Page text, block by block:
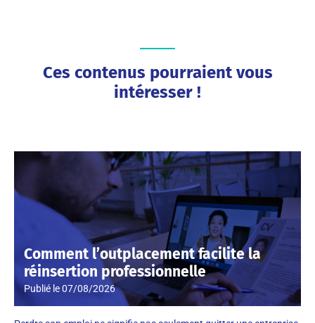
Ces contenus pourraient vous
intéresser !
Comment l’outplacement facilite la
réinsertion professionnelle
Publié le07/08/2026